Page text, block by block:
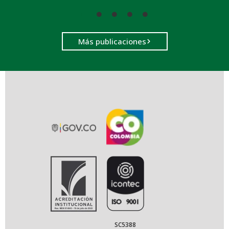
Más publicaciones